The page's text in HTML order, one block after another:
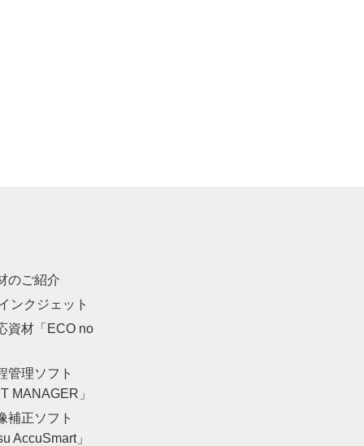
のご紹介
ンクジェット
資材「ECO no
管理ソフト
MANAGER」
補正ソフト
AccuSmart」